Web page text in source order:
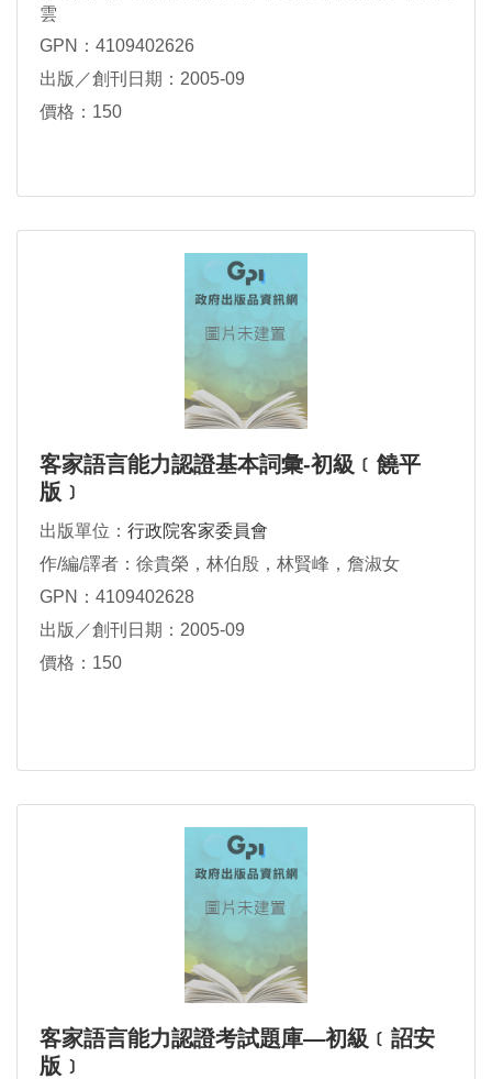
雲
GPN：4109402626
出版／創刊日期：2005-09
價格：150
客家語言能力認證基本詞彙-初級﹝饒平
版﹞
出版單位： 行政院客家委員會
作/編/譯者：徐貴榮，林伯殷，林賢峰，詹淑女
GPN：4109402628
出版／創刊日期：2005-09
價格：150
客家語言能力認證考試題庫—初級﹝詔安
版﹞